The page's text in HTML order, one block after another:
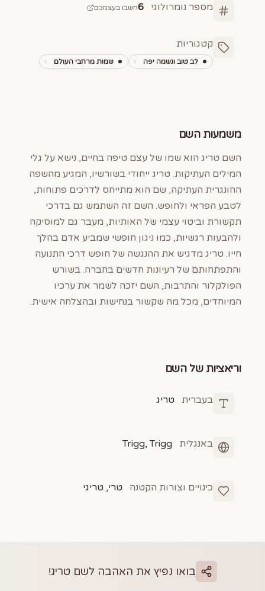
מספר נומרולוגי 6חשבו בעצמכם
קטגוריות
לב טוב ונשמה יפה שמות מרחבי העולם
משמעות השם
השם טריג הוא שמו של עצם טיפה בחיים, נישא על גלי
המילים העתיקות. טריג ייחודי בשורשיו, המגיע מהשפה
ההונגרית העתיקה, שם הוא מתייחס לדרכים פתוחות,
לטבע הפראי ולחופש. השם זה השתמש גם בדרכי
תקשורת וביטוי עצמי של האותיות, מעבר גם למוסיקה
ולהבעות רגשיות, כמו ניגון חופשי שמביע אדם בהלך
חייו. טריג מדגיש את ההנגשה של חופש דרכי התנועה
והתפתחותם של רעיונות חדשים בחברה. בשורש
הפולקלור והתרבות, השם יזכה לשמר את ערכיו
המיוחדים, מכל מה שקשור בנחישות ובהצלחה אישית.
וריאציות של השם
בעברית טריג
באנגלית Trigg, Trigg
כינויים וצורות הקטנה טרי, טריגי
בואו נפיץ את האהבה לשם טריג!